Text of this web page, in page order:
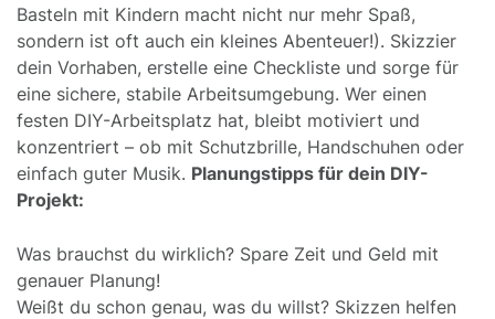
Basteln mit Kindern macht nicht nur mehr Spaß,
sondern ist oft auch ein kleines Abenteuer!). Skizzier
dein Vorhaben, erstelle eine Checkliste und sorge für
eine sichere, stabile Arbeitsumgebung. Wer einen
festen DIY-Arbeitsplatz hat, bleibt motiviert und
konzentriert – ob mit Schutzbrille, Handschuhen oder
einfach guter Musik. Planungstipps für dein DIY-
Projekt:
Was brauchst du wirklich? Spare Zeit und Geld mit
genauer Planung!
Weißt du schon genau, was du willst? Skizzen helfen